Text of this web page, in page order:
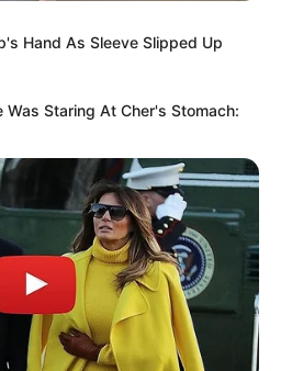
Hand As Sleeve Slipped Up
Was Staring At Cher's Stomach: